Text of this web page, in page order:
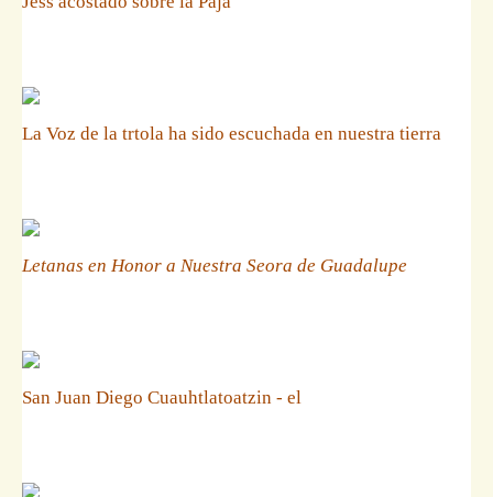
La Voz de la trtola ha sido escuchada en nuestra tierra
Letanas en Honor a Nuestra Seora de Guadalupe
San Juan Diego Cuauhtlatoatzin - el